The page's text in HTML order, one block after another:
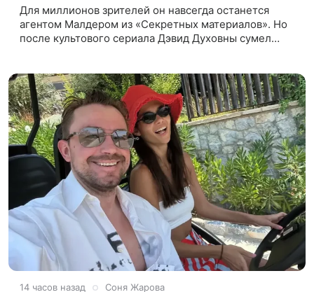
Для миллионов зрителей он навсегда останется
агентом Малдером из «Секретных материалов». Но
после культового сериала Дэвид Духовны сумел
14 часов назад Соня Жарова